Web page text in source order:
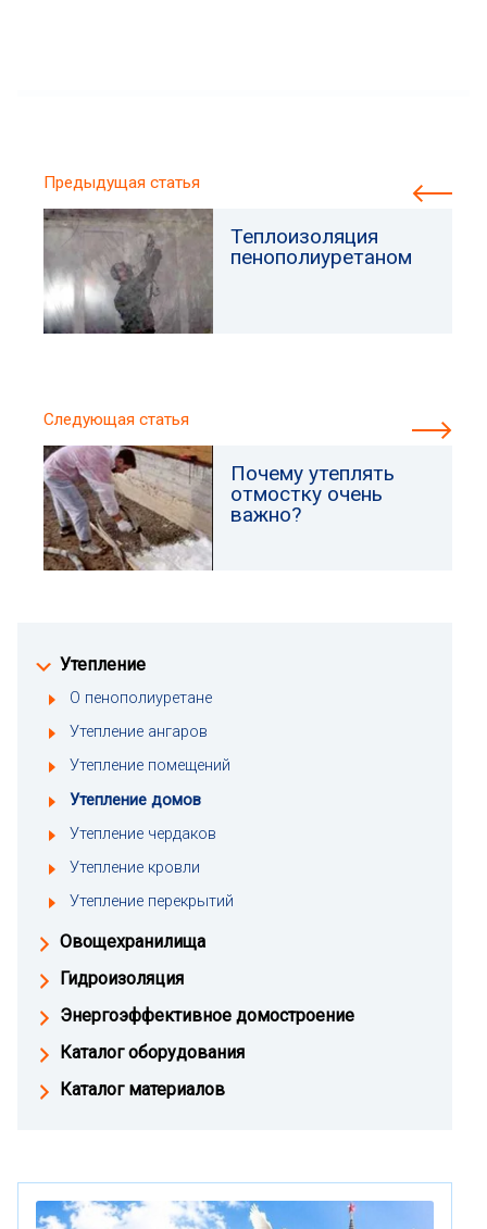
Утепление
О пенополиуретане
Утепление ангаров
Утепление помещений
Утепление домов
Утепление чердаков
Утепление кровли
Утепление перекрытий
Овощехранилища
Гидроизоляция
Энергоэффективное домостроение
Каталог оборудования
Каталог материалов
Предыдущая статья
Теплоизоляция
пенополиуретаном
Следующая статья
Почему утеплять
отмостку очень
важно?